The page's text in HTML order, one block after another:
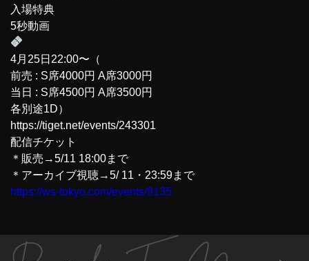
入場特典
5秒動画
4月25日22:00〜（
前売 : S席4000円 A席3000円
当日 : S席4500円 A席3500円
各別途1D）
https://tiget.net/events/243301
配信チケット
＊販売→5/11 18:00まで
＊アーカイブ視聴→5/ 11・23:59まで
https://ws-tokyo.com/events/9135